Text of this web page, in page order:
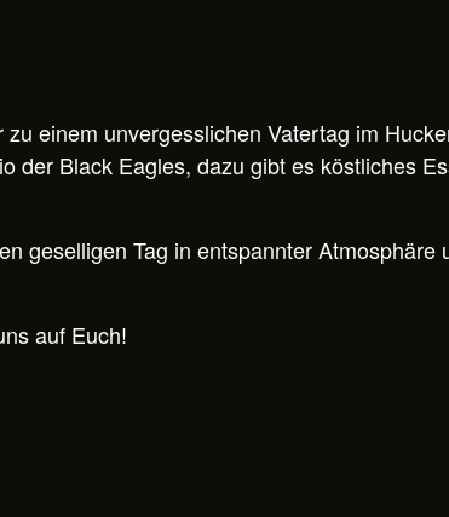
einem unvergesslichen Vatertag im
der Black Eagles, dazu gibt es köstliches
geselligen Tag in entspannter Atmosphäre
auf Euch!